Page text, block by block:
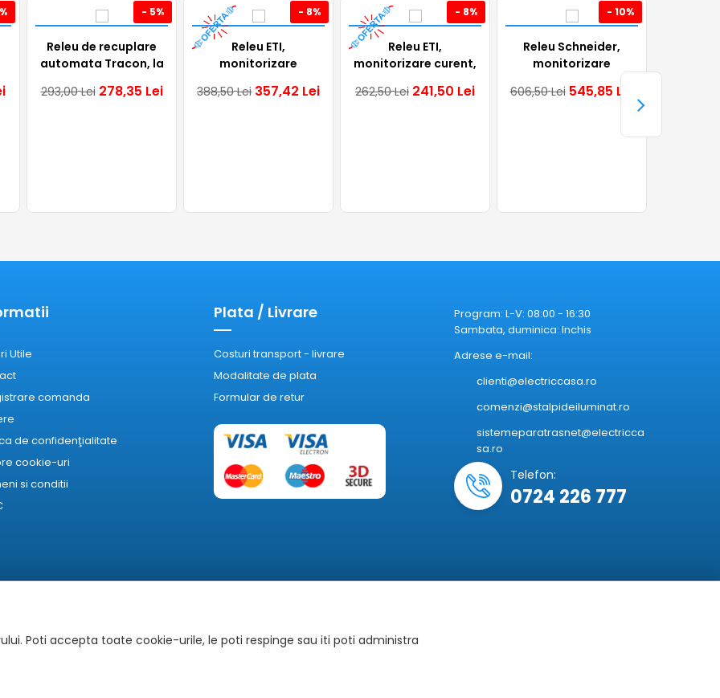
- 5%
Releu de recuplare
automata Tracon, la
40A, 4P, 1sec/30sec,
293,00 Lei 278,35 Lei
- 8%
Releu ETI,
monitorizare
230VAC-400VAC, 8A,
388,50 Lei 357,42 Lei
- 8%
Releu ETI,
monitorizare curent,
1ND, 002470019
262,50 Lei 241,50 Lei
- 10%
Releu Schneider,
monitorizare
576VAC, 8A, 2ND,
606,50 Lei 545,85 Lei
Utile
comanda
de confidenţialitate
cookie-uri
si conditii
Plata / Livrare
Costuri transport - livrare
Modalitate de plata
Formular de retur
Program: L-V: 08:00 - 16:30
Sambata, duminica: Inchis
Adrese e-mail:
clienti@electriccasa.ro
comenzi@stalpideiluminat.ro
sistemeparatrasnet@electricca
sa.ro
Telefon:
0724 226 777
Poti accepta toate cookie-urile, le poti respinge sau iti poti administra